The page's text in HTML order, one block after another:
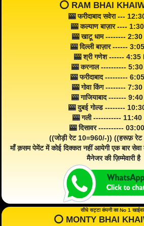
⭕️ RAM BHAI
🎰 फरीदाबाद सवेरा ---
🎰 कल्याण बाज़ार ----
🎰 खाटू धाम -------- 2:30
🎰 दिल्ली बाज़ार ------
🎰 श्री गणेश ------ 4:35
🎰 करनाल ---------- 5:30
🎰 फरीदाबाद ---------
🎰 गोवा किंग --------
🎰 गाजियाबाद -------
🎰 दुबई गोल्ड --------
🎰 गली ----------- 11:40
🎰 दिसावर ----------
((जोड़ी रेट 10=960/-)) ((हरूफ़
माँ क़सम पेमेंट में कोई दिक्कत नहीं आयेगी एक बार
मैनेजर की ज़िम्मेवारी है
सीधे सट्टा कंपनी का No 1
⭕️ MONTY BHAI